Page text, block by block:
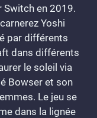
en 2019.
Yoshi
par différents
dans différents
le soleil via
Bowser et son
Le jeu se
dans la lignée